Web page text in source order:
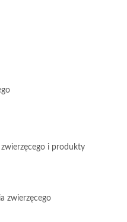
i produkty
zwierzęcego